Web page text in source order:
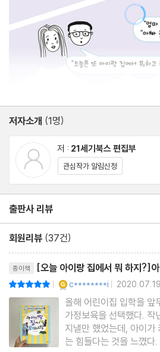
알록달록 코인티슈 애벌레
골판지 상자 새집
야광 물감 놀이
[워크 활동] 낮에 노래하는 새, 밤에 노래
컬러 습자지로 그린 자화상
도플갱어 전신 인형
지퍼백 초상화
장난감 자동차 세차장
*콕!PLAY 집에서 즐기는 키즈 카페 직
아기 펭귄 숨바꼭질 놀이
동물 농장 우유 짜기
열두 띠 동물 손가락 축구
[워크 활동] 푸른 초원이 펼쳐진 농장의
저자소개 (1명)
저 : 21세기북스 편집부
관심작가 알림신청
출판사 리뷰
회원리뷰 (37건)
종이책 [오늘 아이랑 집에서 뭐 하지?]
| c********i | 2020.07.19
올해 어린이집 입학을 앞
가정보육을 선택했다. 작
지낼만 했었는데, 아이가
는 힘들다는 것을 느꼈다